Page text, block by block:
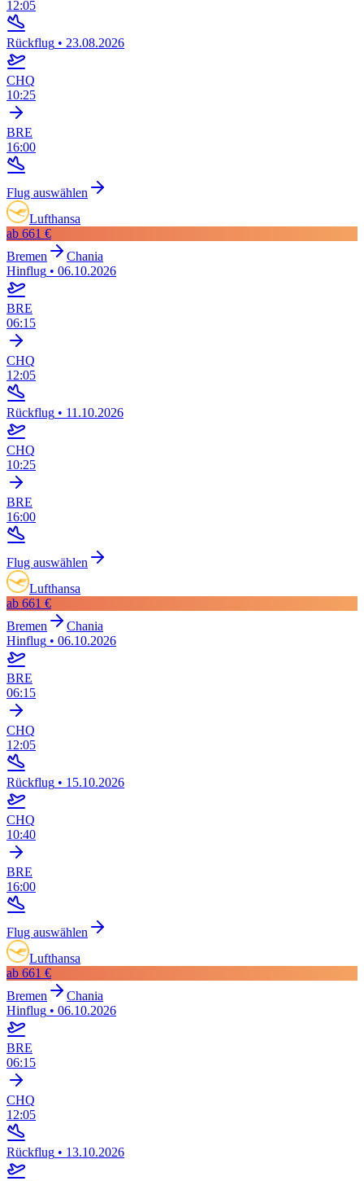
12:05
Rückflug • 23.08.2026
CHQ
10:25
BRE
16:00
Flug auswählen
Lufthansa
ab 661 €
Bremen
Chania
Hinflug • 06.10.2026
BRE
06:15
CHQ
12:05
Rückflug • 11.10.2026
CHQ
10:25
BRE
16:00
Flug auswählen
Lufthansa
ab 661 €
Bremen
Chania
Hinflug • 06.10.2026
BRE
06:15
CHQ
12:05
Rückflug • 15.10.2026
CHQ
10:40
BRE
16:00
Flug auswählen
Lufthansa
ab 661 €
Bremen
Chania
Hinflug • 06.10.2026
BRE
06:15
CHQ
12:05
Rückflug • 13.10.2026